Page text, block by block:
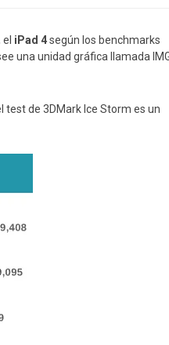
el iPad 4según los benchmarks
una unidad gráfica llamada
test de 3DMark Ice Storm es un